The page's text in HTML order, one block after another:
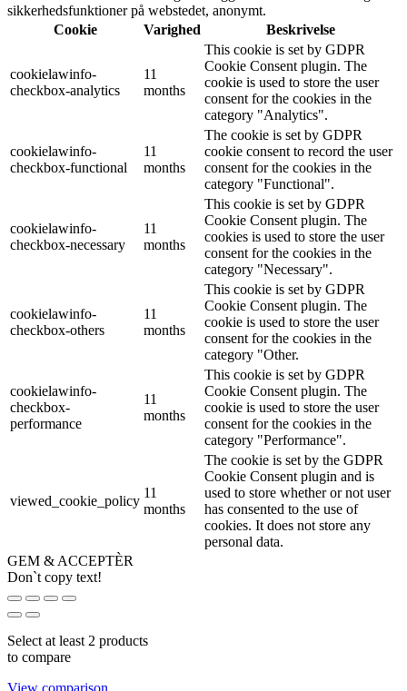
sikkerhedsfunktioner på webstedet, anonymt.
Cookie
Varighed Beskrivelse
cookielawinfo-
checkbox-analytics
11
months
This cookie is set by GDPR
Cookie Consent plugin. The
cookie is used to store the user
consent for the cookies in the
category "Analytics".
cookielawinfo-
checkbox-functional
11
months
The cookie is set by GDPR
cookie consent to record the user
consent for the cookies in the
category "Functional".
cookielawinfo-
checkbox-necessary
11
months
This cookie is set by GDPR
Cookie Consent plugin. The
cookies is used to store the user
consent for the cookies in the
category "Necessary".
cookielawinfo-
checkbox-others
11
months
This cookie is set by GDPR
Cookie Consent plugin. The
cookie is used to store the user
consent for the cookies in the
category "Other.
cookielawinfo-
checkbox-
performance
11
months
This cookie is set by GDPR
Cookie Consent plugin. The
cookie is used to store the user
consent for the cookies in the
category "Performance".
viewed_cookie_policy
11
months
The cookie is set by the GDPR
Cookie Consent plugin and is
used to store whether or not user
has consented to the use of
cookies. It does not store any
personal data.
GEM & ACCEPTÈR
Don`t copy text!
Select at least 2 products
to compare
View comparison